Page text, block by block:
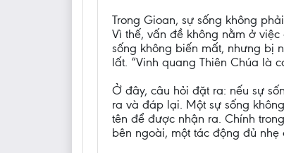
Trong Gioan, sự sống không
Vì thế, vấn đề không nằm ở
sống không biến mất, nhưng bị
lất. “Vinh quang Thiên Chúa là
Ở đây, câu hỏi đặt ra: nếu sự
ra và đáp lại. Một sự sống
tên để được nhận ra. Chính
bên ngoài, một tác động đủ